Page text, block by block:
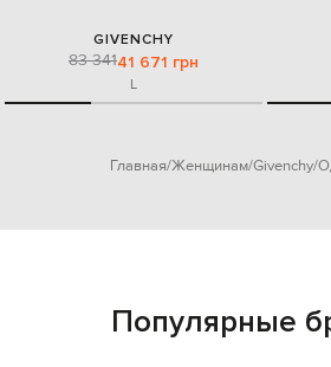
GIVENCHY
83 34141 671 грн
L
Главная Женщинам Givenchy
Популярные